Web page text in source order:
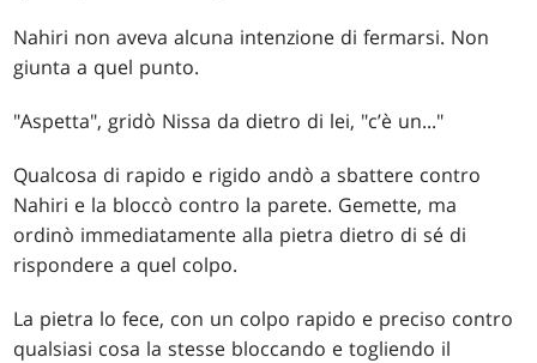
Nahiri non aveva alcuna intenzione di fermarsi. Non
giunta a quel punto.
"Aspetta", gridò Nissa da dietro di lei, "c’è un..."
Qualcosa di rapido e rigido andò a sbattere contro
Nahiri e la bloccò contro la parete. Gemette, ma
ordinò immediatamente alla pietra dietro di sé di
rispondere a quel colpo.
La pietra lo fece, con un colpo rapido e preciso contro
qualsiasi cosa la stesse bloccando e togliendo il